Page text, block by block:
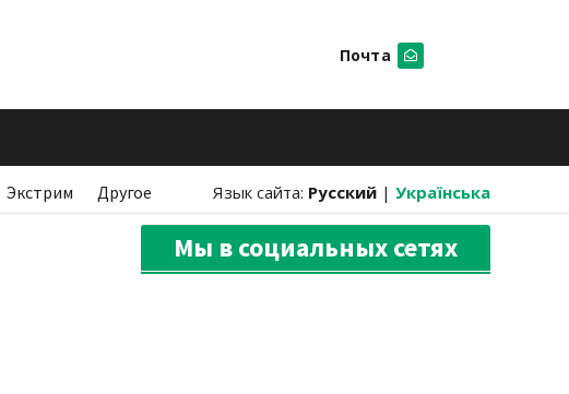
Почта
Экстрим Другое Язык сайта: Русский | Українська
Мы в социальных сетях